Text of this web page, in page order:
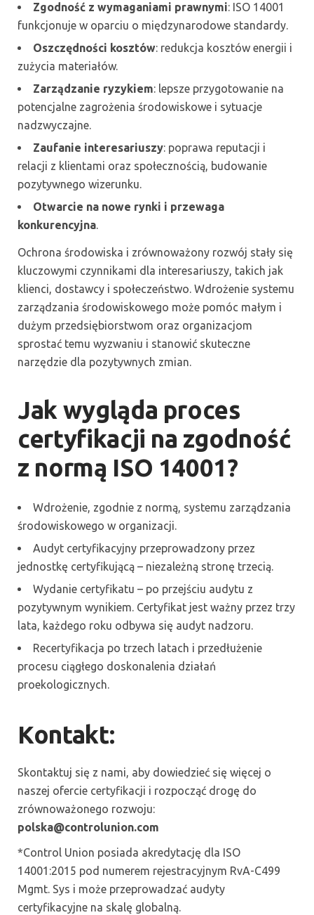
Zgodność z wymaganiami prawnymi: ISO 14001
funkcjonuje w oparciu o międzynarodowe standardy.
Oszczędności kosztów: redukcja kosztów energii i
zużycia materiałów.
Zarządzanie ryzykiem: lepsze przygotowanie na
potencjalne zagrożenia środowiskowe i sytuacje
nadzwyczajne.
Zaufanie interesariuszy: poprawa reputacji i
relacji z klientami oraz społecznością, budowanie
pozytywnego wizerunku.
Otwarcie na nowe rynki i przewaga
konkurencyjna.
Ochrona środowiska i zrównoważony rozwój stały się
kluczowymi czynnikami dla interesariuszy, takich jak
klienci, dostawcy i społeczeństwo. Wdrożenie systemu
zarządzania środowiskowego może pomóc małym i
dużym przedsiębiorstwom oraz organizacjom
sprostać temu wyzwaniu i stanowić skuteczne
narzędzie dla pozytywnych zmian.
Jak wygląda proces
certyfikacji na zgodność
z normą ISO 14001?
Wdrożenie, zgodnie z normą, systemu zarządzania
środowiskowego w organizacji.
Audyt certyfikacyjny przeprowadzony przez
jednostkę certyfikującą – niezależną stronę trzecią.
Wydanie certyfikatu – po przejściu audytu z
pozytywnym wynikiem. Certyfikat jest ważny przez trzy
lata, każdego roku odbywa się audyt nadzoru.
Recertyfikacja po trzech latach i przedłużenie
procesu ciągłego doskonalenia działań
proekologicznych.
Kontakt:
Skontaktuj się z nami, aby dowiedzieć się więcej o
naszej ofercie certyfikacji i rozpocząć drogę do
zrównoważonego rozwoju:
polska@controlunion.com
*Control Union posiada akredytację dla ISO
14001:2015 pod numerem rejestracyjnym RvA-C499
Mgmt. Sys i może przeprowadzać audyty
certyfikacyjne na skalę globalną.